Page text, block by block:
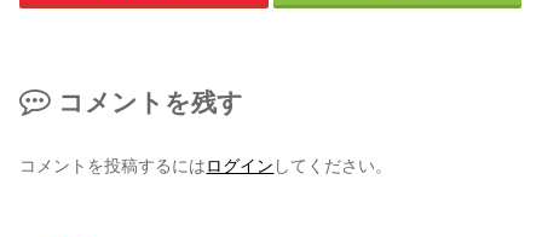
コメントを残す
コメントを投稿するにはログイン してください。